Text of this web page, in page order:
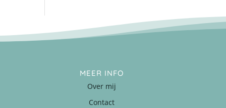
MEER INFO
Over mij
Contact